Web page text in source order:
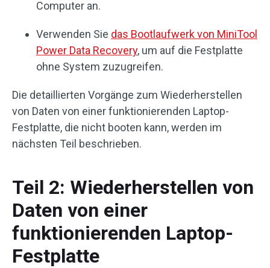
Computer an.
Verwenden Sie das Bootlaufwerk von MiniTool
Power Data Recovery, um auf die Festplatte
ohne System zuzugreifen.
Die detaillierten Vorgänge zum Wiederherstellen
von Daten von einer funktionierenden Laptop-
Festplatte, die nicht booten kann, werden im
nächsten Teil beschrieben.
Teil 2: Wiederherstellen von
Daten von einer
funktionierenden Laptop-
Festplatte